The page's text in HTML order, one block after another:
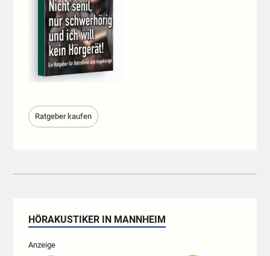
Ratgeber kaufen
HÖRAKUSTIKER IN MANNHEIM
Anzeige